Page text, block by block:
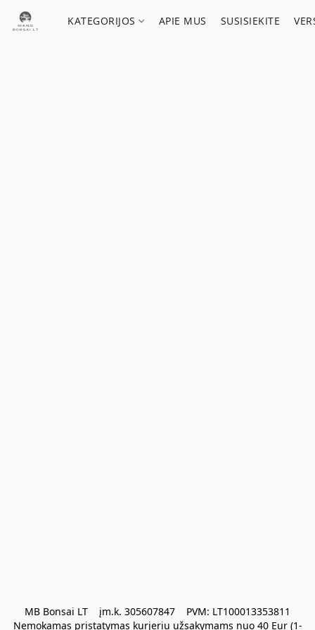
KATEGORIJOS APIE MUS SUSISIEKITE
MB Bonsai LT    įm.k. 305607847    PVM: LT100013353811
Nemokamas pristatymas kurjeriu užsakymams nuo 40 Eur (1-